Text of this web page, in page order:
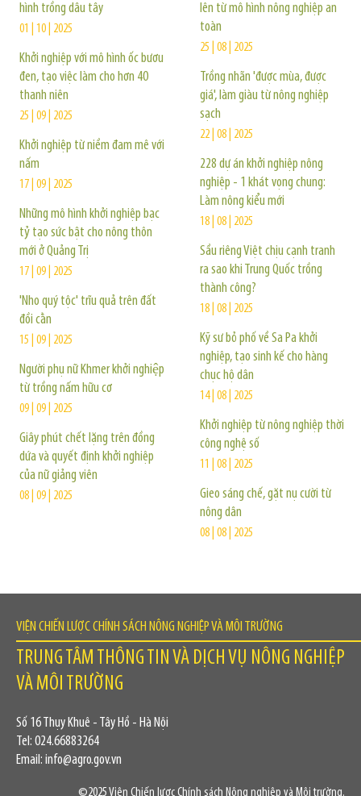
hình trồng dâu tây
01 | 10 | 2025
Khởi nghiệp với mô hình ốc bươu
đen, tạo việc làm cho hơn 40
thanh niên
25 | 09 | 2025
Khởi nghiệp từ niềm đam mê với
nấm
17 | 09 | 2025
Những mô hình khởi nghiệp bạc
tỷ tạo sức bật cho nông thôn
mới ở Quảng Trị
17 | 09 | 2025
'Nho quý tộc' trĩu quả trên đất
đồi cằn
15 | 09 | 2025
Người phụ nữ Khmer khởi nghiệp
từ trồng nấm hữu cơ
09 | 09 | 2025
Giây phút chết lặng trên đồng
dứa và quyết định khởi nghiệp
của nữ giảng viên
08 | 09 | 2025
lên từ mô hình nông nghiệp an
toàn
25 | 08 | 2025
Trồng nhãn 'được mùa, được
giá', làm giàu từ nông nghiệp
sạch
22 | 08 | 2025
228 dự án khởi nghiệp nông
nghiệp - 1 khát vọng chung:
Làm nông kiểu mới
18 | 08 | 2025
Sầu riêng Việt chịu cạnh tranh
ra sao khi Trung Quốc trồng
thành công?
18 | 08 | 2025
Kỹ sư bỏ phố về Sa Pa khởi
nghiệp, tạo sinh kế cho hàng
chục hộ dân
14 | 08 | 2025
Khởi nghiệp từ nông nghiệp thời
công nghệ số
11 | 08 | 2025
Gieo sáng chế, gặt nụ cười từ
nông dân
08 | 08 | 2025
VIỆN CHIẾN LƯỢC CHÍNH SÁCH NÔNG NGHIỆP VÀ MÔI TRƯỜNG
TRUNG TÂM THÔNG TIN VÀ DỊCH VỤ NÔNG NGHIỆP
VÀ MÔI TRƯỜNG
Số 16 Thụy Khuê - Tây Hồ - Hà Nội
Tel: 024.66883264
Email: info@agro.gov.vn
©2025 Viện Chiến lược Chính sách Nông nghiệp và Môi trường.